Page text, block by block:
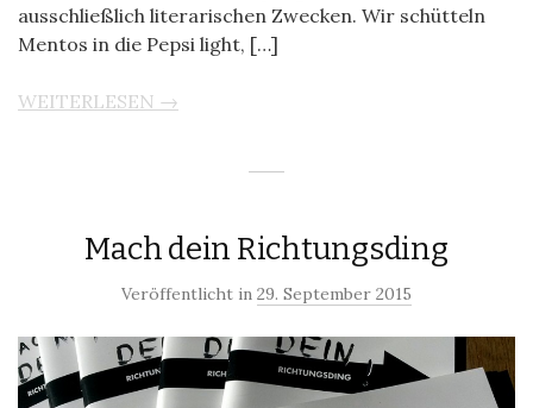
ausschließlich literarischen Zwecken. Wir schütteln
Mentos in die Pepsi light, […]
WEITERLESEN →
Mach dein Richtungsding
Veröffentlicht in 29. September 2015